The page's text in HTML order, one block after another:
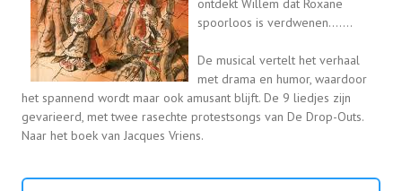
spoorloos is verdwenen.......
De musical vertelt het verhaal
met drama en humor, waardoor
het spannend wordt maar ook amusant blijft. De 9 liedjes zijn
gevarieerd, met twee rasechte protestsongs van De Drop-Outs.
Naar het boek van Jacques Vriens.